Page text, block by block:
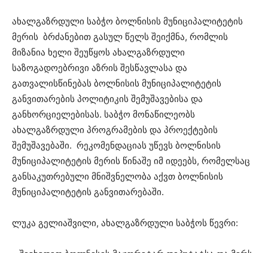
ახალგაზრდული საბჭო ბოლნისის მუნიციპალიტეტის
მერის ბრძანებით გასულ წელს შეიქმნა, რომლის
მიზანია ხელი შეუწყოს ახალგაზრდული
საზოგადოებრივი აზრის შესწავლასა და
გათვალისწინებას ბოლნისის მუნიციპალიტეტის
განვითარების პოლიტიკის შემუშავებისა და
განხორციელებისას. საბჭო მონაწილეობს
ახალგაზრდული პროგრამების და პროექტების
შემუშავებაში. რეკომენდაციას უწევს ბოლნისის
მუნიციპალიტეტის მერის წინაშე იმ იდეებს, რომელსაც
განსაკუთრებული მნიშვნელობა აქვთ ბოლნისის
მუნიციპალიტეტის განვითარებაში.
ლუკა გელიაშვილი, ახალგაზრდული საბჭოს წევრი: